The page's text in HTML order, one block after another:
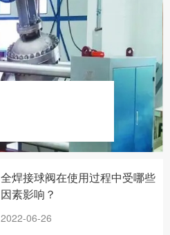
全焊接球阀在使用过程中受哪些
因素影响？
2022-06-26